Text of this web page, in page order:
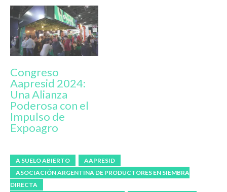
Congreso
Aapresid 2024:
Una Alianza
Poderosa con el
Impulso de
Expoagro
A SUELO ABIERTO
AAPRESID
ASOCIACIÓN ARGENTINA DE PRODUCTORES EN SIEMBRA
DIRECTA